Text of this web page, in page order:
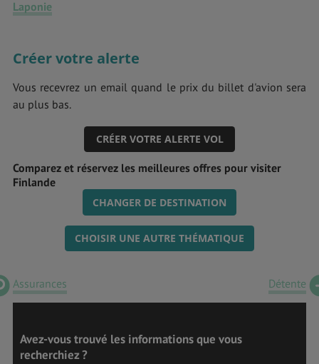
Laponie
Créer votre alerte
Vous recevrez un email quand le prix du billet d'avion sera
au plus bas.
CRÉER VOTRE ALERTE VOL
Comparez et réservez les meilleures offres pour visiter
Finlande
CHANGER DE DESTINATION
CHOISIR UNE AUTRE THÉMATIQUE
Assurances Détente
Avez-vous trouvé les informations que vous
recherchiez ?